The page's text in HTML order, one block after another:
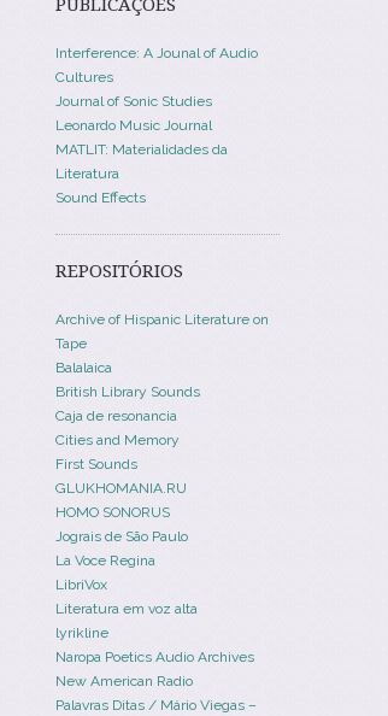
PUBLICAÇÕES
Interference: A Jounal of Audio
Cultures
Journal of Sonic Studies
Leonardo Music Journal
MATLIT: Materialidades da
Literatura
Sound Effects
REPOSITÓRIOS
Archive of Hispanic Literature on
Tape
Balalaica
British Library Sounds
Caja de resonancia
Cities and Memory
First Sounds
GLUKHOMANIA.RU
HOMO SONORUS
Jograis de São Paulo
La Voce Regina
LibriVox
Literatura em voz alta
lyrikline
Naropa Poetics Audio Archives
New American Radio
Palavras Ditas / Mário Viegas –